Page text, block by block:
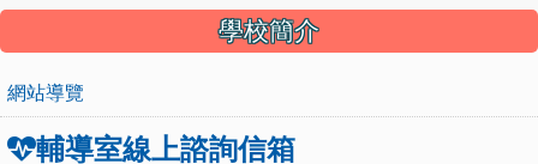
學校簡介
網站導覽
輔導室線上諮詢信箱